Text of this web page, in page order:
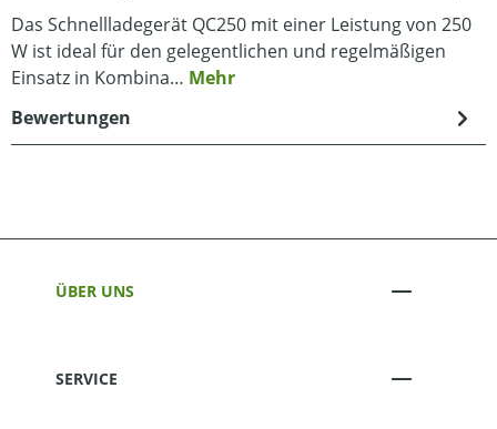
Das Schnellladegerät QC250 mit einer Leistung von 250
W ist ideal für den gelegentlichen und regelmäßigen
Einsatz in Kombina… Mehr
Bewertungen
ÜBER UNS
SERVICE